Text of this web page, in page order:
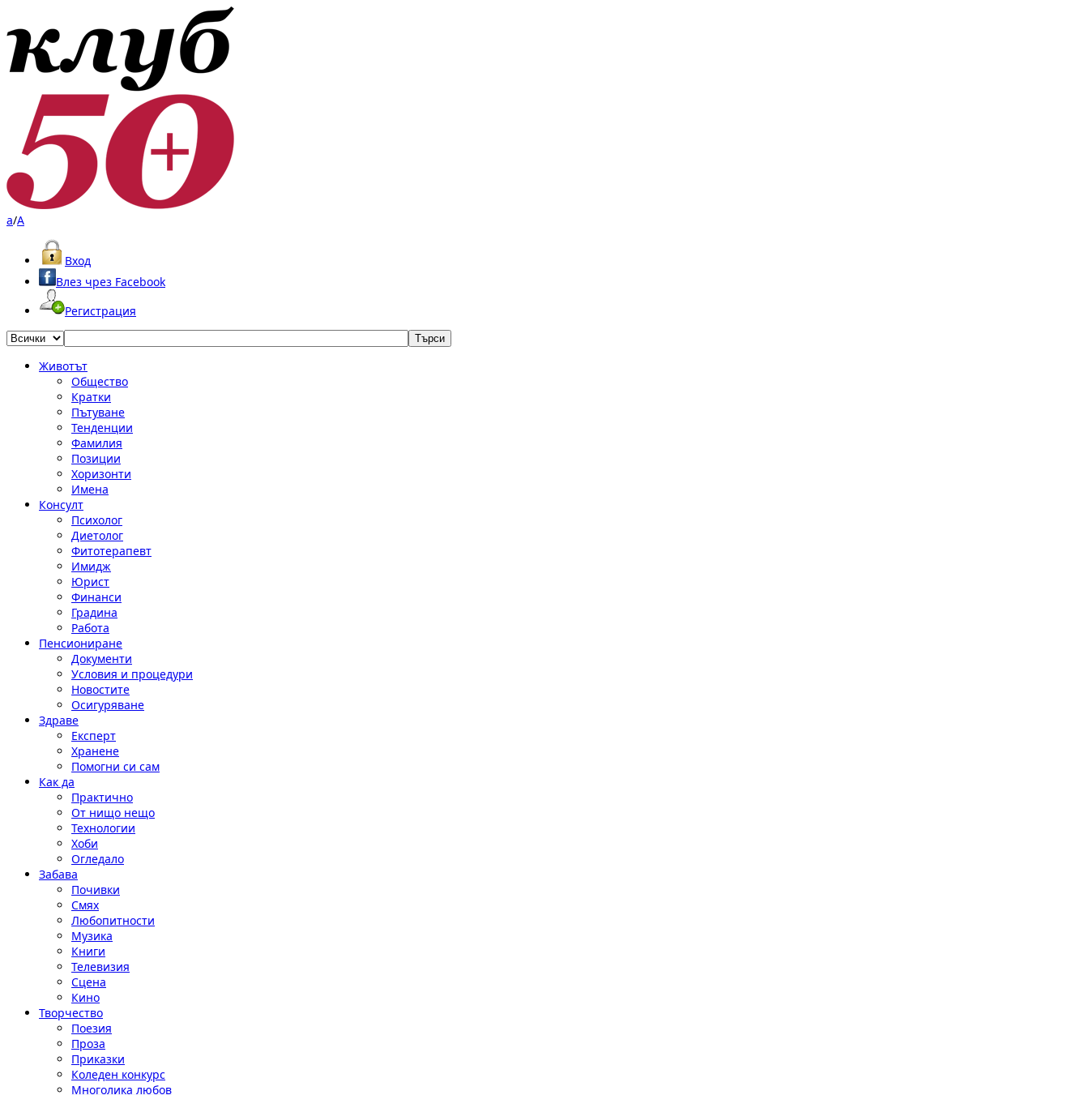
a/A
Вход
Влез чрез Facebook
Регистрация
Животът
Общество
Кратки
Пътуване
Тенденции
Фамилия
Позиции
Хоризонти
Имена
Консулт
Психолог
Диетолог
Фитотерапевт
Имидж
Юрист
Финанси
Градина
Работа
Пенсиониране
Документи
Условия и процедури
Новостите
Осигуряване
Здраве
Експерт
Хранене
Помогни си сам
Как да
Практично
От нищо нещо
Технологии
Хоби
Огледало
Забава
Почивки
Смях
Любопитности
Музика
Книги
Телевизия
Сцена
Кино
Творчество
Поезия
Проза
Приказки
Коледен конкурс
Многолика любов